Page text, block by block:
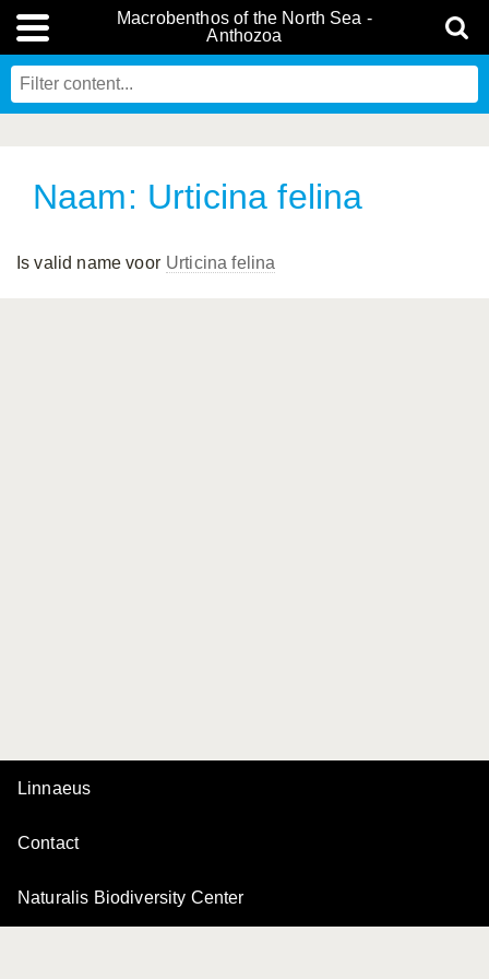
Macrobenthos of the North Sea -
Anthozoa
Naam: Urticina felina
Is valid name voor Urticina felina
Linnaeus
Contact
Naturalis Biodiversity Center